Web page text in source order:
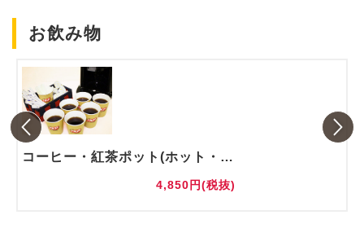
お飲み物
コーヒー・紅茶ポット(ホット・アイス)
4,850円(税抜)